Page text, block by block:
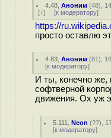
4.48 ,Аноним (48),
[↑] [к модератору]
https://
просто оставлю
4.83 ,Аноним (81),
[к модератору]
И ты, конечно
софтверной
движения. Ох уж
5.111 ,Neon (??),
[к модератору]